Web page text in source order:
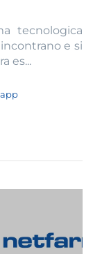
tecnologica
e si
es...
app